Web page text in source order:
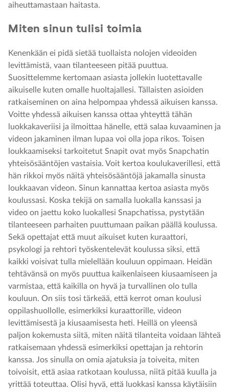
aiheuttamastaan haitasta.
Miten sinun tulisi toimia
Kenenkään ei pidä sietää tuollaista nolojen videoiden
levittämistä, vaan tilanteeseen pitää puuttua.
Suosittelemme kertomaan asiasta jollekin luotettavalle
aikuiselle kuten omalle huoltajallesi. Tällaisten asioiden
ratkaiseminen on aina helpompaa yhdessä aikuisen kanssa.
Voitte yhdessä aikuisen kanssa ottaa yhteyttä tähän
luokkakaveriisi ja ilmoittaa hänelle, että salaa kuvaaminen ja
videon jakaminen ilman lupaa voi olla jopa rikos. Toisen
loukkaamiseksi tarkoitetut Snapit ovat myös Snapchatin
yhteisösääntöjen vastaisia. Voit kertoa koulukaverillesi, että
hän rikkoi myös näitä yhteisösääntöjä jakamalla sinusta
loukkaavan videon. Sinun kannattaa kertoa asiasta myös
koulussasi. Koska tekijä on samalla luokalla kanssasi ja
video on jaettu koko luokallesi Snapchatissa, pystytään
tilanteeseen parhaiten puuttumaan paikan päällä koulussa.
Sekä opettajat että muut aikuiset kuten kuraattori,
psykologi ja rehtori työskentelevät koulussa siksi, että
kaikki voisivat tulla mielellään kouluun oppimaan. Heidän
tehtävänsä on myös puuttua kaikenlaiseen kiusaamiseen ja
varmistaa, että kaikilla on hyvä ja turvallinen olo tulla
kouluun. On siis tosi tärkeää, että kerrot oman koulusi
oppilashuollolle, esimerkiksi kuraattorille, videon
levittämisestä ja kiusaamisesta heti. Heillä on yleensä
paljon kokemusta siitä, miten näitä tilanteita voidaan lähteä
ratkaisemaan yhdessä esimerkiksi opettajan ja rehtorin
kanssa. Jos sinulla on omia ajatuksia ja toiveita, miten
toivoisit, että asiaa ratkotaan koulussa, niitä pitää kuulla ja
yrittää toteuttaa. Olisi hyvä, että luokkasi kanssa käytäisiin